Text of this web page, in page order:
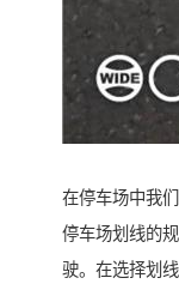
在停车场中我
停车场划线的
驶。在选择划